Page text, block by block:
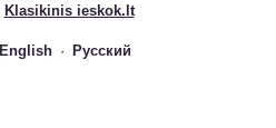
Klasikinis ieskok.lt
English · Русский